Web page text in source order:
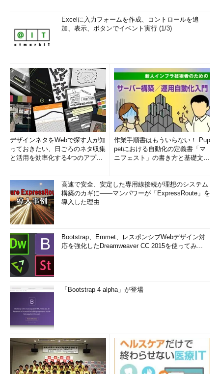
Excelに入力フォームを作成、コントロールを追
加、表示、ボタンでイベント実行 (1/3)
デザインネタをWebで探す人が知
っておきたい、日ごろのネタ収集
と活用を効率化する4つのアプリ
作業手順書はもういらない！ Pup
petにおける自動化の定義書「マ
ニフェスト」の書き方と基礎文法
高速で安全、安定した専用線接続が理想のシステム
構築のカギに――マンパワーが「ExpressRoute」を
導入した理由
Bootstrap、Emmet、レスポンシブWebデザイン対
応を強化したDreamweaver CC 2015を使ってみ...
「Bootstrap 4 alpha」が登場